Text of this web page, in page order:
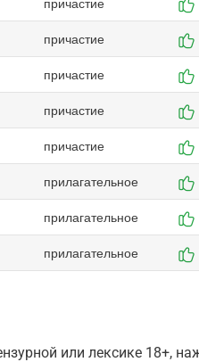
причастие
причастие
причастие
причастие
прилагательное
прилагательное
прилагательное
или лексике 18+,